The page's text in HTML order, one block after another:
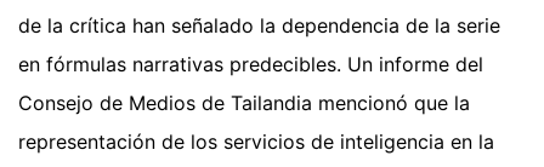
de la crítica han señalado la dependencia de la serie
en fórmulas narrativas predecibles. Un informe del
Consejo de Medios de Tailandia mencionó que la
representación de los servicios de inteligencia en la